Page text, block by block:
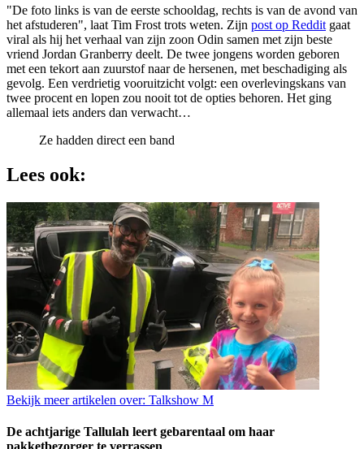
"De foto links is van de eerste schooldag, rechts is van de avond van
het afstuderen", laat Tim Frost trots weten. Zijn post op Reddit gaat
viral als hij het verhaal van zijn zoon Odin samen met zijn beste
vriend Jordan Granberry deelt. De twee jongens worden geboren
met een tekort aan zuurstof naar de hersenen, met beschadiging als
gevolg. Een verdrietig vooruitzicht volgt: een overlevingskans van
twee procent en lopen zou nooit tot de opties behoren. Het ging
allemaal iets anders dan verwacht…
Ze hadden direct een band
Lees ook:
Bekijk meer artikelen over: Talkshow M
De achtjarige Tallulah leert gebarentaal om haar
pakketbezorger te verrassen